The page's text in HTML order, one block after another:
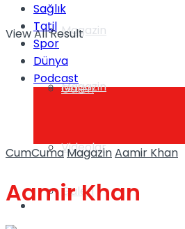
Magazin
Galeri
Magazin
Galeri
Videolar
Gündem
View All Result
Sağlık
Tatil
Spor
Dünya
Podcast
CumCumaMagazinAamir Khan
Aamir Khan